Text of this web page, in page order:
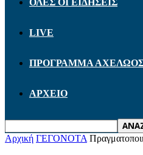
ΟΛΕΣ ΟΙ ΕΙΔΗΣΕΙΣ
LIVE
ΠΡΟΓΡΑΜΜΑ
ΑΡΧΕΙΟ
Αρχική ΓΕΓΟΝΟΤΑ